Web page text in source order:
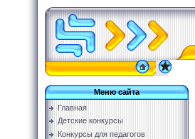
Меню сайта
Главная
Детские конкурсы
Конкурсы для педагогов